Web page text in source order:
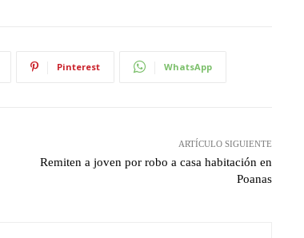
Pinterest WhatsApp
ARTÍCULO SIGUIENTE
Remiten a joven por robo a casa habitación en
Poanas